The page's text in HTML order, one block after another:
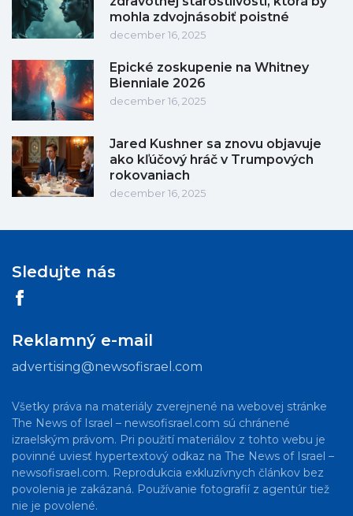
mohla zdvojnásobiť poistné
december 16, 2025
Epické zoskupenie na Whitney
Bienniale 2026
december 16, 2025
Jared Kushner sa znovu objavuje
ako kľúčový hráč v Trumpových
rokovaniach
december 16, 2025
Sledujte nás
Reklamný e-mail
advertising@newsofisrael.com
Všetky práva na materiály zverejnené na webovej stránke
The News of Israel – newsofisrael.com sú chránené
izraelským právom. Pri použití materiálov z tohto webu je
povinné uviesť hypertextový odkaz na The News of Israel –
newsofisrael.com. Reprodukcia exkluzívnych článkov bez
povolenia je zakázaná. Používanie fotografií z agentúr tiež
nie je povolené.